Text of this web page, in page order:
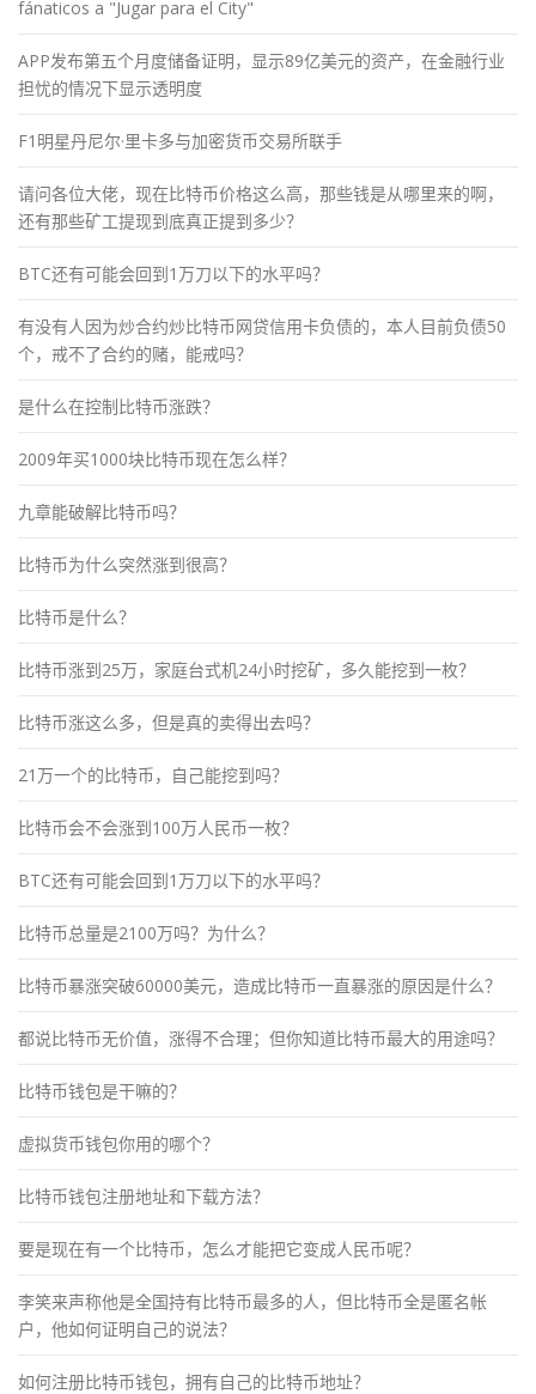
fánaticos a "Jugar para el City"
APP发布第五个月度储备证明，显示89亿美元的资产，在金融行业
担忧的情况下显示透明度
F1明星丹尼尔·里卡多与加密货币交易所联手
请问各位大佬，现在比特币价格这么高，那些钱是从哪里来的啊，
还有那些矿工提现到底真正提到多少？
BTC还有可能会回到1万刀以下的水平吗？
有没有人因为炒合约炒比特币网贷信用卡负债的，本人目前负债50
个，戒不了合约的赌，能戒吗？
是什么在控制比特币涨跌？
2009年买1000块比特币现在怎么样？
九章能破解比特币吗？
比特币为什么突然涨到很高？
比特币是什么？
比特币涨到25万，家庭台式机24小时挖矿，多久能挖到一枚？
比特币涨这么多，但是真的卖得出去吗？
21万一个的比特币，自己能挖到吗？
比特币会不会涨到100万人民币一枚？
BTC还有可能会回到1万刀以下的水平吗？
比特币总量是2100万吗？为什么？
比特币暴涨突破60000美元，造成比特币一直暴涨的原因是什么？
都说比特币无价值，涨得不合理；但你知道比特币最大的用途吗？
比特币钱包是干嘛的？
虚拟货币钱包你用的哪个？
比特币钱包注册地址和下载方法？
要是现在有一个比特币，怎么才能把它变成人民币呢？
李笑来声称他是全国持有比特币最多的人，但比特币全是匿名帐
户，他如何证明自己的说法？
如何注册比特币钱包，拥有自己的比特币地址？